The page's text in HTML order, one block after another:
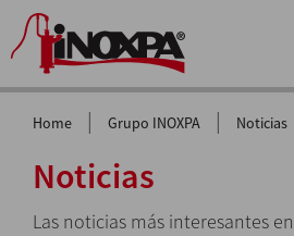
Home | Grupo INOXPA | Noticias
Noticias
Las noticias más interesantes